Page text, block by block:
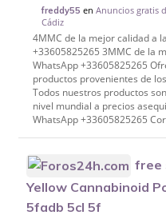
freddy55 enAnuncios gratis
Cádiz
4MMC de la mejor calidad a
+33605825265 3MMC de la
WhatsApp +33605825265
productos provenientes de
Todos nuestros productos
nivel mundial a precios
WhatsApp +33605825265
free
Yellow Cannabinoid
5fadb 5cl 5f